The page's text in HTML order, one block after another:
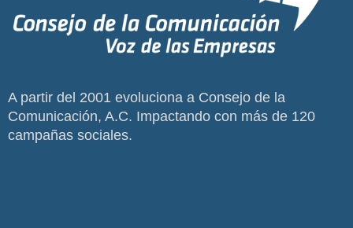
A partir del 2001 evoluciona a Consejo de la
Comunicación, A.C. Impactando con más de 120
campañas sociales.